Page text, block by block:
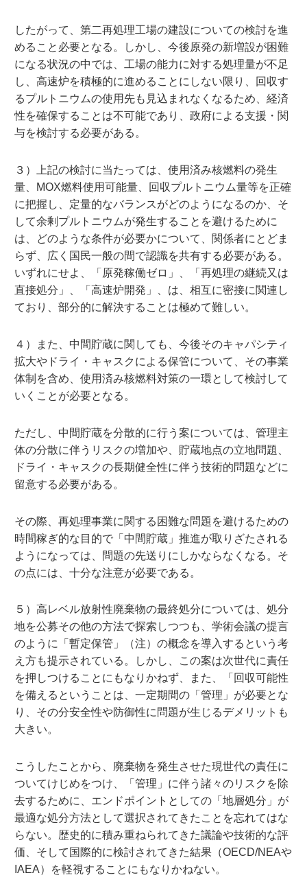
したがって、第二再処理工場の建設についての検討を進
めること必要となる。しかし、今後原発の新増設が困難
になる状況の中では、工場の能力に対する処理量が不足
し、高速炉を積極的に進めることにしない限り、回収す
るプルトニウムの使用先も見込まれなくなるため、経済
性を確保することは不可能であり、政府による支援・関
与を検討する必要がある。
３）上記の検討に当たっては、使用済み核燃料の発生
量、MOX燃料使用可能量、回収プルトニウム量等を正確
に把握し、定量的なバランスがどのようになるのか、そ
して余剰プルトニウムが発生することを避けるために
は、どのような条件が必要かについて、関係者にとどま
らず、広く国民一般の間で認識を共有する必要がある。
いずれにせよ、「原発稼働ゼロ」、「再処理の継続又は
直接処分」、「高速炉開発」、は、相互に密接に関連し
ており、部分的に解決することは極めて難しい。
４）また、中間貯蔵に関しても、今後そのキャパシティ
拡大やドライ・キャスクによる保管について、その事業
体制を含め、使用済み核燃料対策の一環として検討して
いくことが必要となる。
ただし、中間貯蔵を分散的に行う案については、管理主
体の分散に伴うリスクの増加や、貯蔵地点の立地問題、
ドライ・キャスクの長期健全性に伴う技術的問題などに
留意する必要がある。
その際、再処理事業に関する困難な問題を避けるための
時間稼ぎ的な目的で「中間貯蔵」推進が取りざたされる
ようになっては、問題の先送りにしかならなくなる。そ
の点には、十分な注意が必要である。
５）高レベル放射性廃棄物の最終処分については、処分
地を公募その他の方法で探索しつつも、学術会議の提言
のように「暫定保管」（注）の概念を導入するという考
え方も提示されている。しかし、この案は次世代に責任
を押しつけることにもなりかねず、また、「回収可能性
を備えるということは、一定期間の「管理」が必要とな
り、その分安全性や防御性に問題が生じるデメリットも
大きい。
こうしたことから、廃棄物を発生させた現世代の責任に
ついてけじめをつけ、「管理」に伴う諸々のリスクを除
去するために、エンドポイントとしての「地層処分」が
最適な処分方法として選択されてきたことを忘れてはな
らない。歴史的に積み重ねられてきた議論や技術的な評
価、そして国際的に検討されてきた結果（OECD/NEAや
IAEA）を軽視することにもなりかねない。